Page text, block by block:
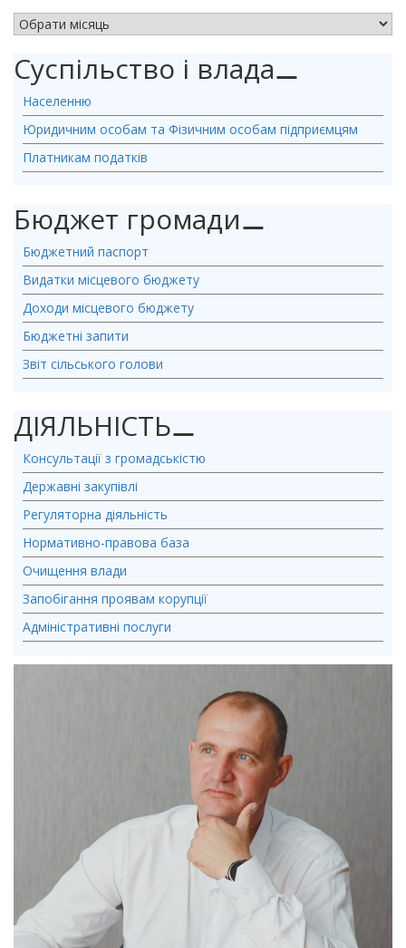
Суспільство і влада⚊
Населенню
Юридичним особам та Фізичним особам підприємцям
Платникам податків
Бюджет громади⚊
Бюджетний паспорт
Видатки місцевого бюджету
Доходи місцевого бюджету
Бюджетні запити
Звіт сільського голови
ДІЯЛЬНІСТЬ⚊
Консультації з громадськістю
Державні закупівлі
Регуляторна діяльність
Нормативно-правова база
Очищення влади
Запобігання проявам корупції
Адміністративні послуги